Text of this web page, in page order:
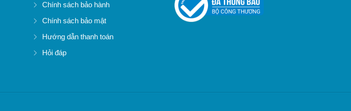
Chính sách bảo hành
Chính sách bảo mật
Hướng dẫn thanh toán
Hỏi đáp